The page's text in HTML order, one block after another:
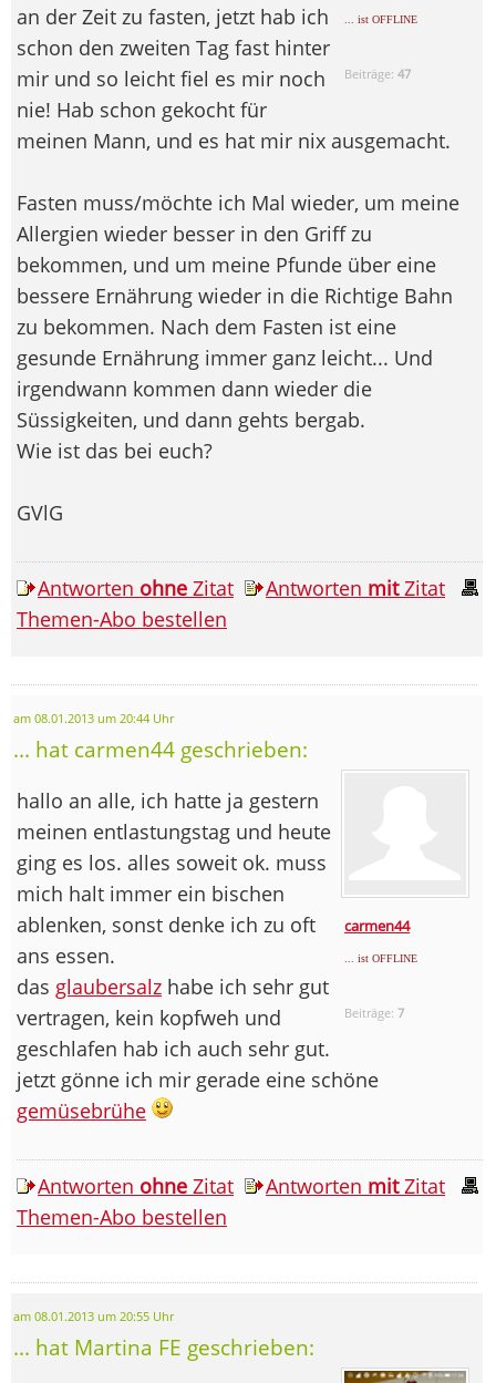
... ist OFFLINE
Beiträge:47
an der Zeit zu fasten, jetzt hab ich
schon den zweiten Tag fast hinter
mir und so leicht fiel es mir noch
nie! Hab schon gekocht für
meinen Mann, und es hat mir nix ausgemacht.
Fasten muss/möchte ich Mal wieder, um meine
Allergien wieder besser in den Griff zu
bekommen, und um meine Pfunde über eine
bessere Ernährung wieder in die Richtige Bahn
zu bekommen. Nach dem Fasten ist eine
gesunde Ernährung immer ganz leicht... Und
irgendwann kommen dann wieder die
Süssigkeiten, und dann gehts bergab.
Wie ist das bei euch?
GVlG
Antworten ohne Zitat Antworten mitZitat
Themen-Abo bestellen
am 08.01.2013 um 20:44 Uhr
... hat carmen44 geschrieben:
carmen44
... ist OFFLINE
Beiträge:7
hallo an alle, ich hatte ja gestern
meinen entlastungstag und heute
ging es los. alles soweit ok. muss
mich halt immer ein bischen
ablenken, sonst denke ich zu oft
ans essen.
das glaubersalz habe ich sehr gut
vertragen, kein kopfweh und
geschlafen hab ich auch sehr gut.
jetzt gönne ich mir gerade eine schöne
gemüsebrühe
Antworten ohne Zitat Antworten mitZitat
Themen-Abo bestellen
am 08.01.2013 um 20:55 Uhr
... hat Martina FE geschrieben: